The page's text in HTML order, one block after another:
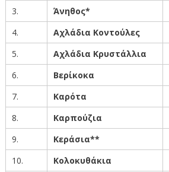
3.
Άνηθος*
4.
Αχλάδια Κοντούλες
5.
Αχλάδια Κρυστάλλια
6.
Βερίκοκα
7.
Καρότα
8.
Καρπούζια
9.
Κεράσια**
10.
Κολοκυθάκια